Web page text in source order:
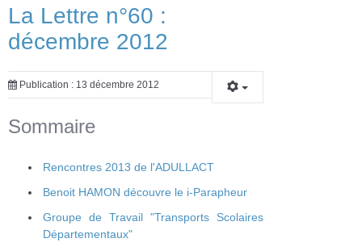
La Lettre n°60 :
décembre 2012
Publication : 13 décembre 2012
Sommaire
Rencontres 2013 de l'ADULLACT
Benoit HAMON découvre le i-Parapheur
Groupe de Travail "Transports Scolaires
Départementaux"